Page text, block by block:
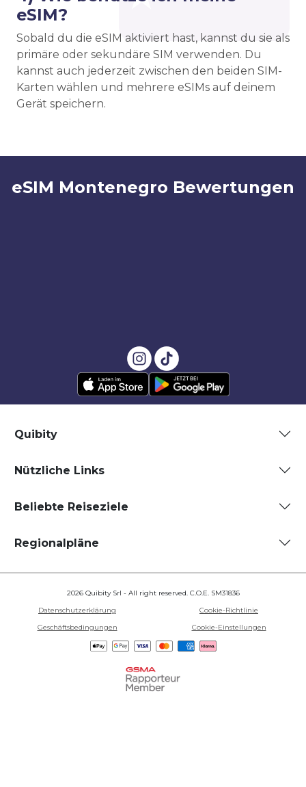
eSIM?
Sobald du die eSIM aktiviert hast, kannst du sie als
primäre oder sekundäre SIM verwenden. Du
kannst auch jederzeit zwischen den beiden SIM-
Karten wählen und mehrere eSIMs auf deinem
Gerät speichern.
eSIM Montenegro Bewertungen
Quibity
Nützliche Links
Beliebte Reiseziele
Regionalpläne
2026 Quibity Srl - All right reserved. C.O.E. SM31836
Datenschutzerklärung
Cookie-Richtlinie
Geschäftsbedingungen
Cookie-Einstellungen